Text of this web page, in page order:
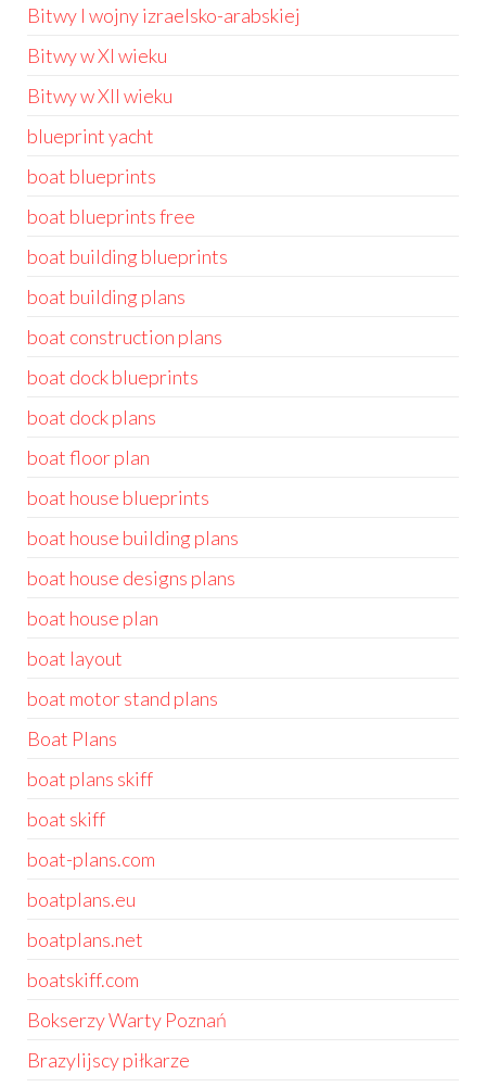
Bitwy I wojny izraelsko-arabskiej
Bitwy w XI wieku
Bitwy w XII wieku
blueprint yacht
boat blueprints
boat blueprints free
boat building blueprints
boat building plans
boat construction plans
boat dock blueprints
boat dock plans
boat floor plan
boat house blueprints
boat house building plans
boat house designs plans
boat house plan
boat layout
boat motor stand plans
Boat Plans
boat plans skiff
boat skiff
boat-plans.com
boatplans.eu
boatplans.net
boatskiff.com
Bokserzy Warty Poznań
Brazylijscy piłkarze